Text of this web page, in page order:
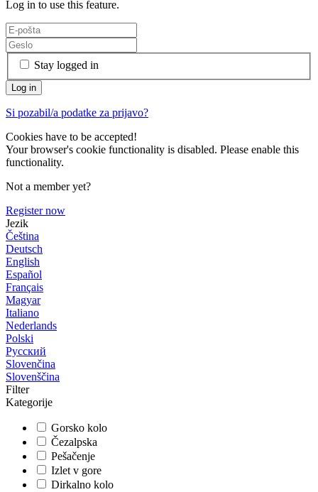
Log in to use this feature.
Stay logged in
Si pozabil/a podatke za prijavo?
Cookies have to be accepted!
Your browser's cookie functionality is disabled. Please enable this
functionality.
Not a member yet?
Register now
Jezik
Čeština
Deutsch
English
Español
Français
Magyar
Italiano
Nederlands
Polski
Русский
Slovenčina
Slovenščina
Filter
Kategorije
Gorsko kolo
Čezalpska
Pešačenje
Izlet v gore
Dirkalno kolo